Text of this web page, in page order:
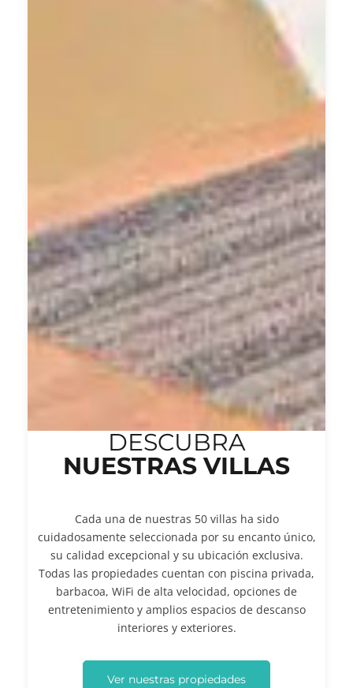
DESCUBRA
NUESTRAS VILLAS
Cada una de nuestras 50 villas ha sido
cuidadosamente seleccionada por su encanto único,
su calidad excepcional y su ubicación exclusiva.
Todas las propiedades cuentan con piscina privada,
barbacoa, WiFi de alta velocidad, opciones de
entretenimiento y amplios espacios de descanso
interiores y exteriores.
Ver nuestras propiedades